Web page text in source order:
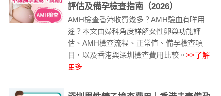
評估及備孕檢查指南（2026）
AMH檢查香港收費幾多？AMH驗血有咩用
途？本文由婦科角度詳解女性卵巢功能評
估、AMH檢查流程、正常值、備孕檢查項
目，以及香港與深圳檢查費用比較。>>了解
更多